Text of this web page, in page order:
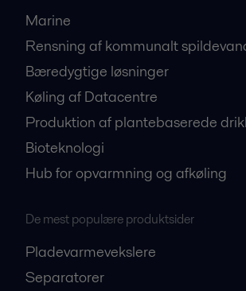
Marine
Rensning af kommunalt
Bæredygtige løsninger
Køling af Datacentre
Produktion af plantebaserede
Bioteknologi
Hub for opvarmning og afkøling
De mest populære produktsider
Pladevarmevekslere
Separatorer